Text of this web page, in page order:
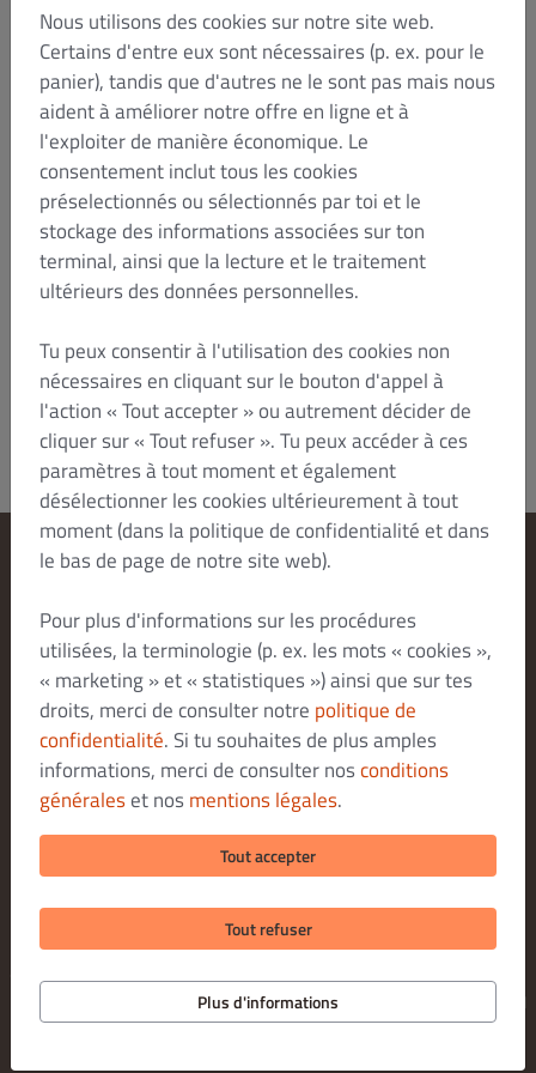
prévaloir des dispositions impératives de la loi du
pays dans lequel vous résidez.
En tant que
consommateur, vous bénéficiez de toutes les
dispositions impératives du droit local.Les
présentes conditions générales sont régies par le
droit français. En tant que consommateur, vous
bénéficiez de toutes les dispositions impératives
du droit du pays dans lequel vous êtes domicilié.
Rien dans les présentes CGV, y compris le
paragraphe ci-dessus, ne porte atteinte à votre
droit, en tant que consommateur, de vous prévaloir
de ces dispositions impératives du droit local.
Statut : Juillet 2023/HTZ
Dish Order_B2C_T&C_V6_Jul 2023_fr
Contactez-nous
Politique De Confidentialité
Conditions Générales
Legal notice
MODES DE PAIEMENT POUR LA LIVRAISON
MODES DE PAIEMENT POUR LE RETRAIT SUR PLACE
© 2026 Le comptoir libanais
Application de commande pour restaurants proposée par
Nous utilisons des cookies sur notre site web.
Certains d'entre eux sont nécessaires (p. ex. pour le
panier), tandis que d'autres ne le sont pas mais nous
aident à améliorer notre offre en ligne et à
l'exploiter de manière économique. Le
consentement inclut tous les cookies
préselectionnés ou sélectionnés par toi et le
stockage des informations associées sur ton
terminal, ainsi que la lecture et le traitement
ultérieurs des données personnelles.
Tu peux consentir à l'utilisation des cookies non
nécessaires en cliquant sur le bouton d'appel à
l'action « Tout accepter » ou autrement décider de
cliquer sur « Tout refuser ». Tu peux accéder à ces
paramètres à tout moment et également
désélectionner les cookies ultérieurement à tout
moment (dans la politique de confidentialité et dans
le bas de page de notre site web).
Pour plus d'informations sur les procédures
utilisées, la terminologie (p. ex. les mots « cookies »,
« marketing » et « statistiques ») ainsi que sur tes
droits, merci de consulter notre politique de
confidentialité. Si tu souhaites de plus amples
informations, merci de consulter nosconditions
généraleset nos mentions légales.
Tout accepter
Tout refuser
Plus d'informations